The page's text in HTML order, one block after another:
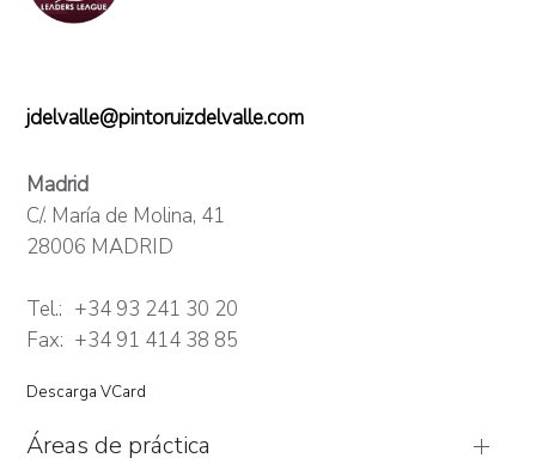
jdelvalle@pintoruizdelvalle.com
Madrid
C/. María de Molina, 41
28006 MADRID
Tel.: +34 93 241 30 20
Fax: +34 91 414 38 85
Descarga VCard
Áreas de práctica